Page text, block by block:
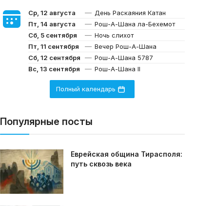
Ср, 12 августа — День Раскаяния Катан
Пт, 14 августа
— Рош-А-Шана ла-Бехемот
Сб, 5 сентября
— Ночь слихот
Пт, 11 сентября
— Вечер Рош-А-Шана
Сб, 12 сентября
— Рош-А-Шана 5787
Вс, 13 сентября
— Рош-А-Шана II
Полный календарь
Популярные посты
Еврейская община Тирасполя:
путь сквозь века